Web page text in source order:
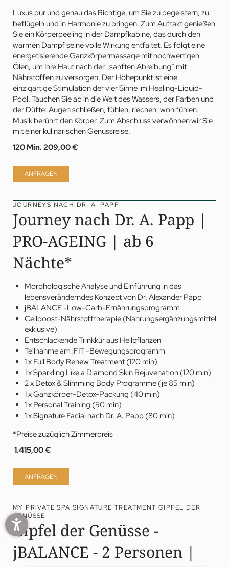
Luxus pur und genau das Richtige, um Sie zu begeistern, zu
beflügeln und in Harmonie zu bringen. Zum Auftakt genießen
Sie ein Körperpeeling in der Dampfkabine, das durch den
warmen Dampf seine volle Wirkung entfaltet. Es folgt eine
energetisierende Ganzkörpermassage mit hochwertigen
Ölen, um Ihre Haut nach der „sanften Abreibung“ mit
Nährstoffen zu versorgen. Der Höhepunkt ist eine
einzigartige Stimulation der vier Sinne im Healing-Liquid-
Pool. Tauchen Sie ab in die Welt des Wassers, der Farben und
der Düfte: Augen schließen, fühlen, riechen, wohlfühlen.
Musik berührt den Körper. Zum Abschluss verwöhnen wir Sie
mit einer kulinarischen Genussreise.
120 Min. 209,00 €
ANFRAGEN
JOURNEYS NACH DR. A. PAPP
Journey nach Dr. A. Papp |
PRO-AGEING | ab 6
Nächte*
Morphologische Analyse und Einführung in das
lebensveränderndes Konzept von Dr. Alexander Papp
jBALANCE-Low-Carb-Ernährungsprogramm
Cellboost-Nährstofftherapie (Nahrungsergänzungsmittel
exklusive)
Entschlackende Trinkkur aus Heilpflanzen
Teilnahme am jFIT -Bewegungsprogramm
1 x Full Body Renew Treatment (120 min)
1 x Sparkling Like a Diamond Skin Rejuvenation (120 min)
2 x Detox & Slimming Body Programme (je 85 min)
1 x Ganzkörper-Detox-Packung (40 min)
1 x Personal Training (50 min)
1 x Signature Facial nach Dr. A. Papp (80 min)
*Preise zuzüglich Zimmerpreis
1.415,00 €
ANFRAGEN
MY PRIVATE SPA SIGNATURE TREATMENT GIPFEL DER
GENÜSSE
Gipfel der Genüsse -
jBALANCE - 2 Personen |